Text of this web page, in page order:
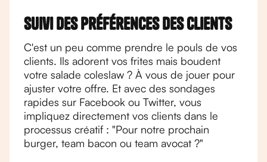
Suivi des préférences des clients
C'est un peu comme prendre le pouls de vos
clients. Ils adorent vos frites mais boudent
votre salade coleslaw ? À vous de jouer pour
ajuster votre offre. Et avec des sondages
rapides sur Facebook ou Twitter, vous
impliquez directement vos clients dans le
processus créatif : "Pour notre prochain
burger, team bacon ou team avocat ?"